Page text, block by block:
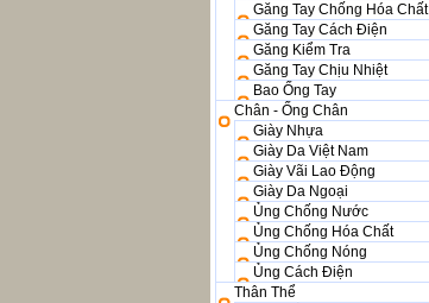
Găng Tay Chống Hóa Chất
Găng Tay Cách Điện
Găng Kiểm Tra
Găng Tay Chịu Nhiệt
Bao Ống Tay
Chân - Ống Chân
Giày Nhựa
Giày Da Việt Nam
Giày Vãi Lao Động
Giày Da Ngoại
Ủng Chống Nước
Ủng Chống Hóa Chất
Ủng Chống Nóng
Ủng Cách Điện
Thân Thể